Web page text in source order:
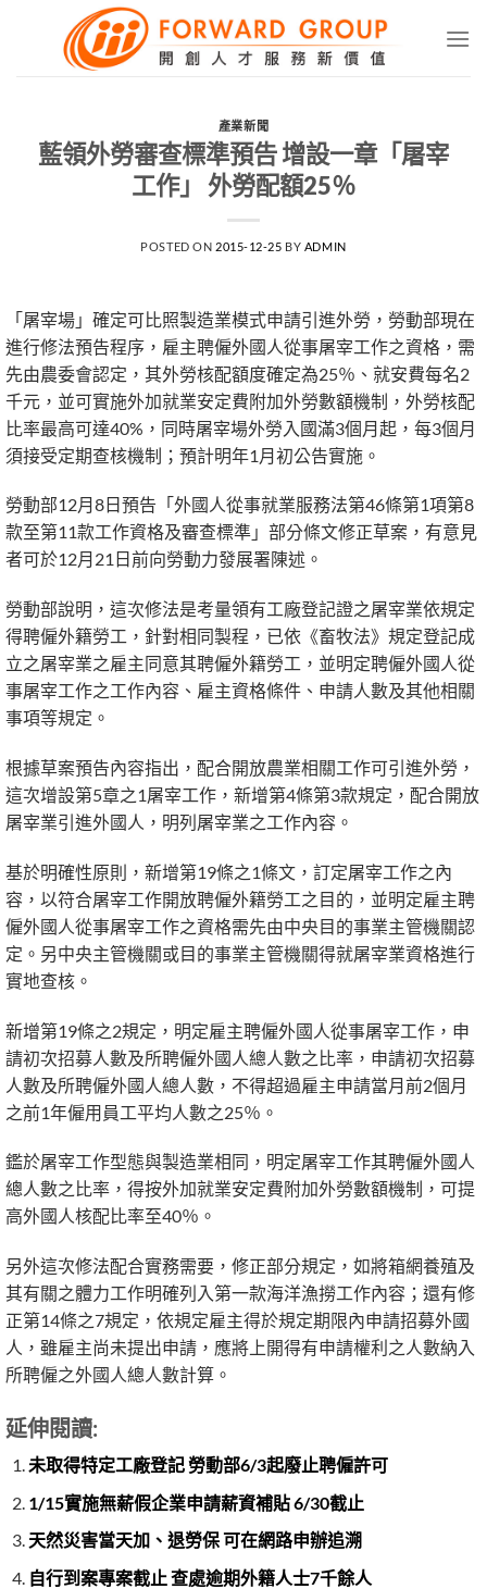
產業新聞
藍領外勞審查標準預告 增設一章「屠宰
工作」 外勞配額25％
POSTED ON 2015-12-25 BY ADMIN
「屠宰場」確定可比照製造業模式申請引進外勞，勞動部現在
進行修法預告程序，雇主聘僱外國人從事屠宰工作之資格，需
先由農委會認定，其外勞核配額度確定為25％、就安費每名2
千元，並可實施外加就業安定費附加外勞數額機制，外勞核配
比率最高可達40%，同時屠宰場外勞入國滿3個月起，每3個月
須接受定期查核機制；預計明年1月初公告實施。
勞動部12月8日預告「外國人從事就業服務法第46條第1項第8
款至第11款工作資格及審查標準」部分條文修正草案，有意見
者可於12月21日前向勞動力發展署陳述。
勞動部說明，這次修法是考量領有工廠登記證之屠宰業依規定
得聘僱外籍勞工，針對相同製程，已依《畜牧法》規定登記成
立之屠宰業之雇主同意其聘僱外籍勞工，並明定聘僱外國人從
事屠宰工作之工作內容、雇主資格條件、申請人數及其他相關
事項等規定。
根據草案預告內容指出，配合開放農業相關工作可引進外勞，
這次增設第5章之1屠宰工作，新增第4條第3款規定，配合開放
屠宰業引進外國人，明列屠宰業之工作內容。
基於明確性原則，新增第19條之1條文，訂定屠宰工作之內
容，以符合屠宰工作開放聘僱外籍勞工之目的，並明定雇主聘
僱外國人從事屠宰工作之資格需先由中央目的事業主管機關認
定。另中央主管機關或目的事業主管機關得就屠宰業資格進行
實地查核。
新增第19條之2規定，明定雇主聘僱外國人從事屠宰工作，申
請初次招募人數及所聘僱外國人總人數之比率，申請初次招募
人數及所聘僱外國人總人數，不得超過雇主申請當月前2個月
之前1年僱用員工平均人數之25％。
鑑於屠宰工作型態與製造業相同，明定屠宰工作其聘僱外國人
總人數之比率，得按外加就業安定費附加外勞數額機制，可提
高外國人核配比率至40％。
另外這次修法配合實務需要，修正部分規定，如將箱網養殖及
其有關之體力工作明確列入第一款海洋漁撈工作內容；還有修
正第14條之7規定，依規定雇主得於規定期限內申請招募外國
人，雖雇主尚未提出申請，應將上開得有申請權利之人數納入
所聘僱之外國人總人數計算。
延伸閱讀:
未取得特定工廠登記 勞動部6/3起廢止聘僱許可
1/15實施無薪假企業申請薪資補貼 6/30截止
天然災害當天加、退勞保 可在網路申辦追溯
自行到案專案截止 查處逾期外籍人士7千餘人